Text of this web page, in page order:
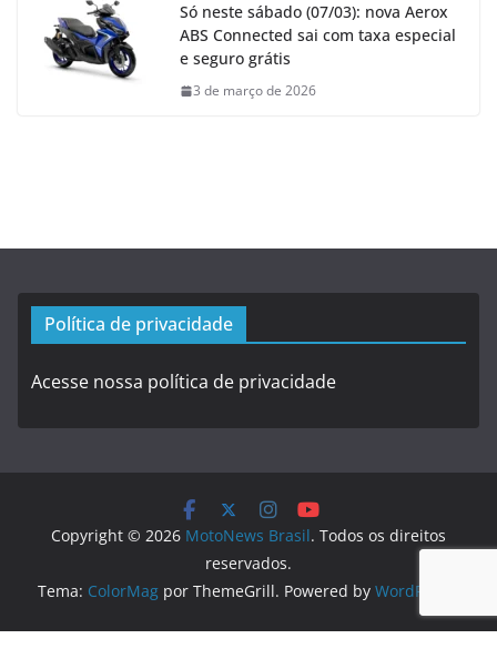
Só neste sábado (07/03): nova Aerox
ABS Connected sai com taxa especial
e seguro grátis
3 de março de 2026
Política de privacidade
Acesse nossa política de privacidade
Copyright © 2026 MotoNews Brasil. Todos os direitos
reservados.
Tema: ColorMag por ThemeGrill. Powered by WordPress